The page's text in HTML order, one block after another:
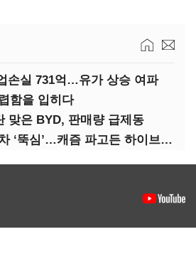
손실 731억…유가 상승 여파
함을 입히다
맞은 BYD, 판매량 급제동
독일차 넘은 현대차 ‘뚝심’…캐즘 파고든 하이브리드 역전극